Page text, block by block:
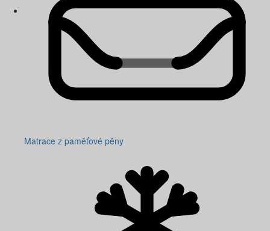
Matrace z paměťové pěny